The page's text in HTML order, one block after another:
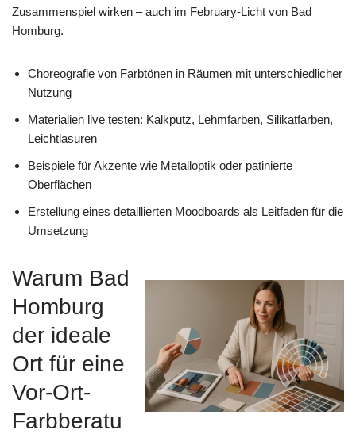
Zusammenspiel wirken – auch im February-Licht von Bad
Homburg.
Choreografie von Farbtönen in Räumen mit unterschiedlicher
Nutzung
Materialien live testen: Kalkputz, Lehmfarben, Silikatfarben,
Leichtlasuren
Beispiele für Akzente wie Metalloptik oder patinierte
Oberflächen
Erstellung eines detaillierten Moodboards als Leitfaden für die
Umsetzung
Warum Bad
Homburg
der ideale
Ort für eine
Vor-Ort-
Farbberatu